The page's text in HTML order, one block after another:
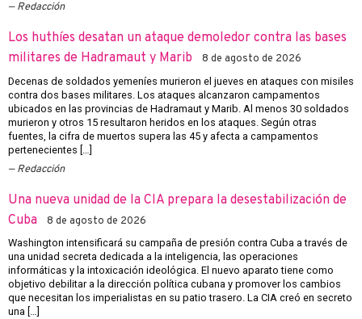
Redacción
Los huthíes desatan un ataque demoledor contra las bases
militares de Hadramaut y Marib
8 de agosto de 2026
Decenas de soldados yemeníes murieron el jueves en ataques con misiles
contra dos bases militares. Los ataques alcanzaron campamentos
ubicados en las provincias de Hadramaut y Marib. Al menos 30 soldados
murieron y otros 15 resultaron heridos en los ataques. Según otras
fuentes, la cifra de muertos supera las 45 y afecta a campamentos
pertenecientes […]
Redacción
Una nueva unidad de la CIA prepara la desestabilización de
Cuba
8 de agosto de 2026
Washington intensificará su campaña de presión contra Cuba a través de
una unidad secreta dedicada a la inteligencia, las operaciones
informáticas y la intoxicación ideológica. El nuevo aparato tiene como
objetivo debilitar a la dirección política cubana y promover los cambios
que necesitan los imperialistas en su patio trasero. La CIA creó en secreto
una […]